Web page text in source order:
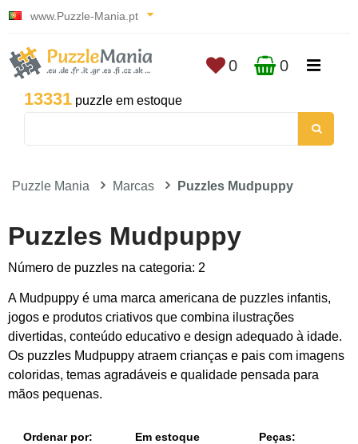
www.Puzzle-Mania.pt
13331 puzzle em estoque
0 0
Puzzle Mania Marcas Puzzles Mudpuppy
Puzzles Mudpuppy
Número de puzzles na categoria: 2
A Mudpuppy é uma marca americana de puzzles infantis,
jogos e produtos criativos que combina ilustrações
divertidas, conteúdo educativo e design adequado à idade.
Os puzzles Mudpuppy atraem crianças e pais com imagens
coloridas, temas agradáveis e qualidade pensada para
mãos pequenas.
Ordenar por: Em estoque Peças: